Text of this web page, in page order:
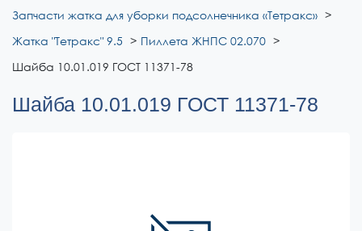
Запчасти жатка для уборки подсолнечника «Тетракс»
Жатка "Тетракс" 9.5
Пиллета ЖНПС 02.070
Шайба 10.01.019 ГОСТ 11371-78
Шайба 10.01.019 ГОСТ 11371-78